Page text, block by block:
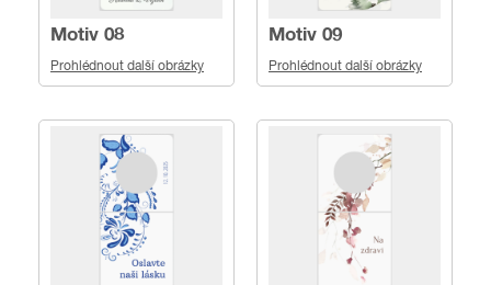
Motiv 08
Prohlédnout další obrázky
Motiv 09
Prohlédnout další obrázky